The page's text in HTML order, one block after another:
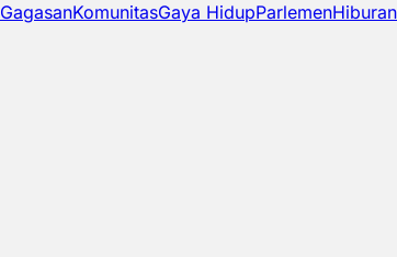
GagasanKomunitasGaya HidupParlemenHiburan